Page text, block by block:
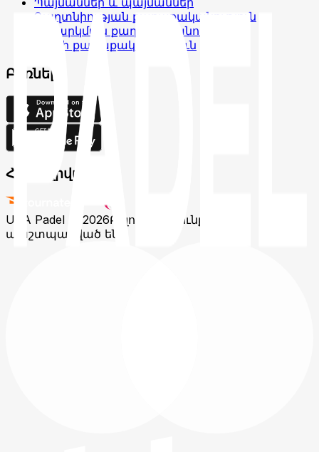
Գաղտնիության քաղաքականություն
Չեղարկման քաղաքականություն
Կուքի քաղաքականություն
Բեռնել
Համալրված է
USA Padel © 2026Բոլոր իրավունքները
պաշտպանված են